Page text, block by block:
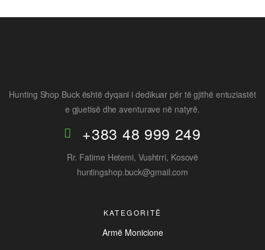
Hunting Shop Buck është dyqani i dedikuar për të gjithë entuziastët
e gjuetisë dhe aventurave në natyrë.
+383 48 999 249
Rr. Fatime Hetemi, Vushtrri, Kosovë
huntingshop.buck@gmail.com
KATEGORITË
Armë Monicione